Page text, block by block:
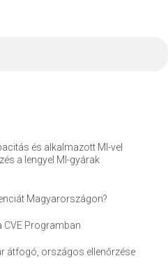
és alkalmazott MI-vel
a lengyel MI-gyárak
Magyarországon?
CVE Programban
átfogó, országos ellenőrzése